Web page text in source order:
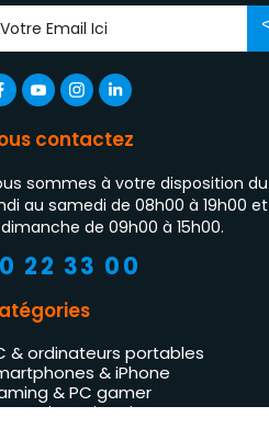
contactez
sommes à votre disposition du
au samedi de 08h00 à 19h00 et
de 09h00 à 15h00.
22 33 00
& ordinateurs portables
& iPhone
& PC gamer
& imprimantes